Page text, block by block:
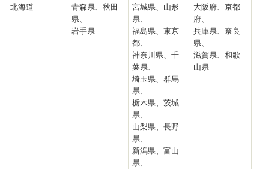
北海道
青森県、秋田
県、
岩手県
宮城県、山形
県、
福島県、東京
都、
神奈川県、千
葉県、
埼玉県、群馬
県、
栃木県、茨城
県、
山梨県、長野
県、
新潟県、富山
県、
大阪府、京都
府、
兵庫県、奈良
県、
滋賀県、和歌
山県